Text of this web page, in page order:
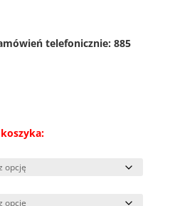
telefonicznie: 885